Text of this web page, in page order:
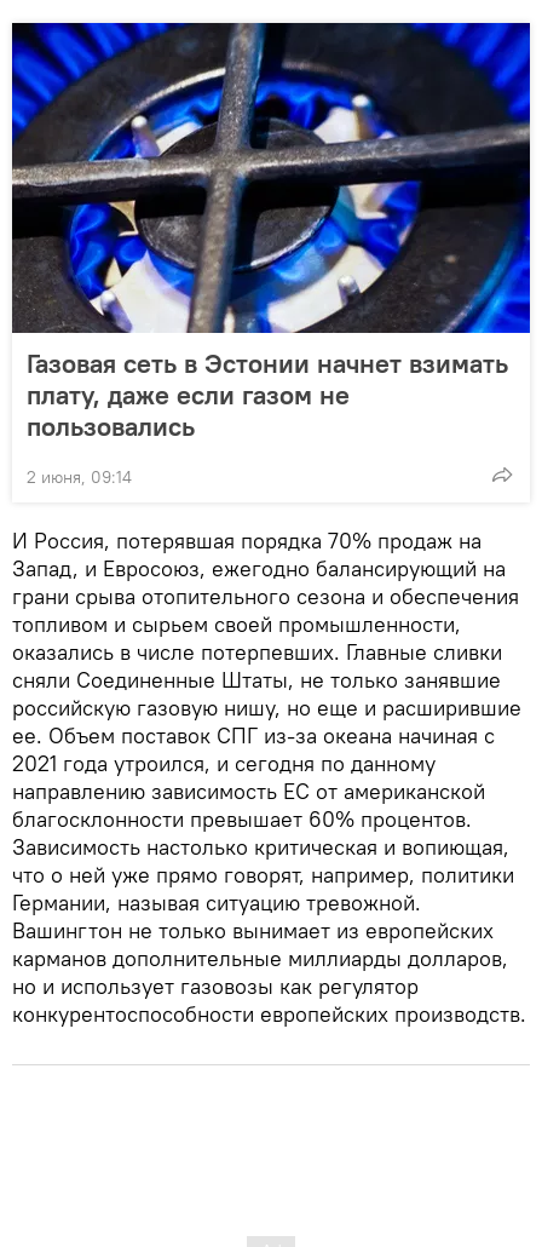
Газовая сеть в Эстонии начнет взимать
плату, даже если газом не
пользовались
2 июня, 09:14
И Россия, потерявшая порядка 70% продаж на
Запад, и Евросоюз, ежегодно балансирующий на
грани срыва отопительного сезона и обеспечения
топливом и сырьем своей промышленности,
оказались в числе потерпевших. Главные сливки
сняли Соединенные Штаты, не только занявшие
российскую газовую нишу, но еще и расширившие
ее. Объем поставок СПГ из-за океана начиная с
2021 года утроился, и сегодня по данному
направлению зависимость ЕС от американской
благосклонности превышает 60% процентов.
Зависимость настолько критическая и вопиющая,
что о ней уже прямо говорят, например, политики
Германии, называя ситуацию тревожной.
Вашингтон не только вынимает из европейских
карманов дополнительные миллиарды долларов,
но и использует газовозы как регулятор
конкурентоспособности европейских производств.